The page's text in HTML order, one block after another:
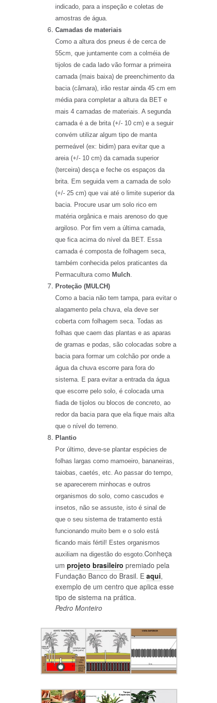
indicado, para a inspeção e coletas de
amostras de água.
Camadas de materiais
Como a altura dos pneus é de cerca de
55cm, que juntamente com a colméia de
tijolos de cada lado vão formar a primeira
camada (mais baixa) de preenchimento da
bacia (câmara), irão restar ainda 45 cm em
média para completar a altura da BET e
mais 4 camadas de materiais. A segunda
camada é a de brita (+/- 10 cm) e a seguir
convém utilizar algum tipo de manta
permeável (ex: bidim) para evitar que a
areia (+/- 10 cm) da camada superior
(terceira) desça e feche os espaços da
brita. Em seguida vem a camada de solo
(+/- 25 cm) que vai até o limite superior da
bacia. Procure usar um solo rico em
matéria orgânica e mais arenoso do que
argiloso. Por fim vem a última camada,
que fica acima do nível da BET. Essa
camada é composta de folhagem seca,
também conhecida pelos praticantes da
Permacultura como Mulch.
Proteção (MULCH)
Como a bacia não tem tampa, para evitar o
alagamento pela chuva, ela deve ser
coberta com folhagem seca. Todas as
folhas que caem das plantas e as aparas
de gramas e podas, são colocadas sobre a
bacia para formar um colchão por onde a
água da chuva escorre para fora do
sistema. E para evitar a entrada da água
que escorre pelo solo, é colocada uma
fiada de tijolos ou blocos de concreto, ao
redor da bacia para que ela fique mais alta
que o nível do terreno.
Plantio
Por último, deve-se plantar espécies de
folhas largas como mamoeiro, bananeiras,
taiobas, caetés, etc. Ao passar do tempo,
se aparecerem minhocas e outros
organismos do solo, como cascudos e
insetos, não se assuste, isto é sinal de
que o seu sistema de tratamento está
funcionando muito bem e o solo está
ficando mais fértil! Estes organismos
auxiliam na digestão do esgoto. Conheça
um projeto brasileiro premiado pela
Fundação Banco do Brasil. E aqui,
exemplo de um centro que aplica esse
tipo de sistema na prática.
Pedro Monteiro